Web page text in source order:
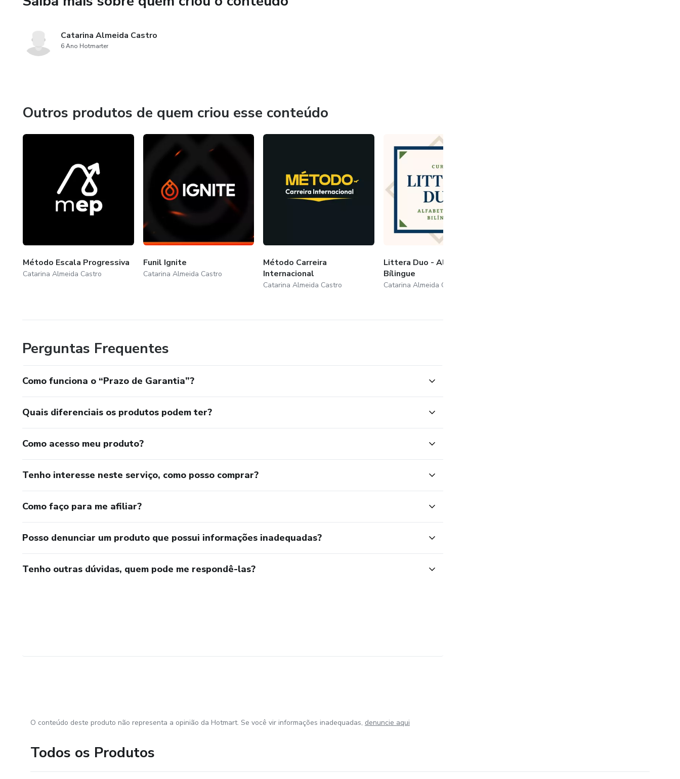
Catarina Almeida Castro
6 Ano Hotmarter
Outros produtos de quem criou esse conteúdo
Método Escala Progressiva
Catarina Almeida Castro
Funil Ignite
Catarina Almeida Castro
Método Carreira
Internacional
Catarina Almeida Castro
Littera Duo - Alfabetização
Bílingue
Catarina Almeida Castro
Perguntas Frequentes
Como funciona o “Prazo de Garantia”?
Quais diferenciais os produtos podem ter?
Como acesso meu produto?
Tenho interesse neste serviço, como posso comprar?
Como faço para me afiliar?
Posso denunciar um produto que possui informações inadequadas?
Tenho outras dúvidas, quem pode me respondê-las?
O conteúdo deste produto não representa a opinião da Hotmart. Se você vir informações inadequadas, denuncie aqui
Todos os Produtos